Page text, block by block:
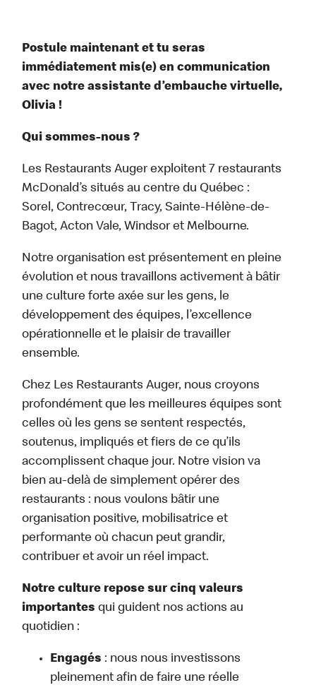
Postule maintenant et tu seras
immédiatement mis(e) en communication
avec notre assistante d’embauche virtuelle,
Olivia !
Qui sommes-nous ?
Les Restaurants Auger exploitent 7 restaurants
McDonald’s situés au centre du Québec :
Sorel, Contrecœur, Tracy, Sainte-Hélène-de-
Bagot, Acton Vale, Windsor et Melbourne.
Notre organisation est présentement en pleine
évolution et nous travaillons activement à bâtir
une culture forte axée sur les gens, le
développement des équipes, l’excellence
opérationnelle et le plaisir de travailler
ensemble.
Chez Les Restaurants Auger, nous croyons
profondément que les meilleures équipes sont
celles où les gens se sentent respectés,
soutenus, impliqués et fiers de ce qu’ils
accomplissent chaque jour. Notre vision va
bien au-delà de simplement opérer des
restaurants : nous voulons bâtir une
organisation positive, mobilisatrice et
performante où chacun peut grandir,
contribuer et avoir un réel impact.
Notre culture repose sur cinq valeurs
importantes qui guident nos actions au
quotidien :
Engagés : nous nous investissons
pleinement afin de faire une réelle